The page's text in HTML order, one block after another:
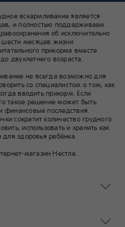
вскармливание является
и полностью поддерживаем
об исключительно
шести месяцев жизни
прикорма вместе
двухлетнего возраста.
не всегда возможно для
со специалистом о том, как
вводить прикорм. Если
такое решение может быть
финансовые последствия.
сократит количество грудного
использовать и хранить как
здоровья ребёнка.
магазин Нестле.